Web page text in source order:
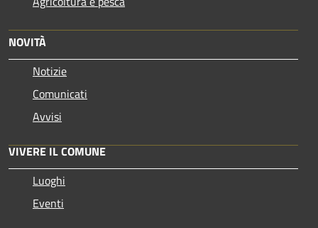
NOVITÀ
Notizie
Comunicati
Avvisi
VIVERE IL COMUNE
Luoghi
Eventi